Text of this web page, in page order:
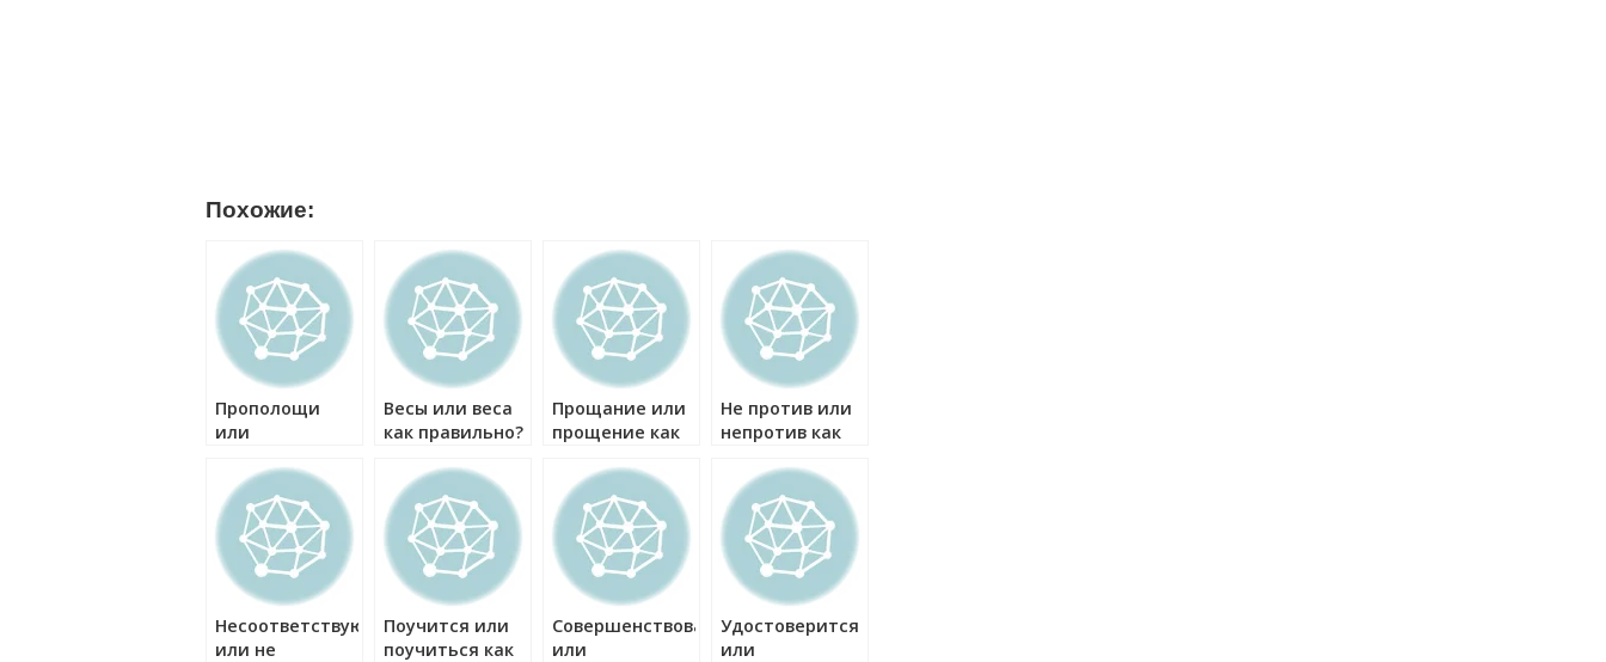
Похожие:
Прополощи
или
как правильно?
Весы или веса
как правильно?
Прощание или
прощение как
Не против или
непротив как
Несоответствующий
или не
Поучится или
поучиться как
Совершенствование
или
Удостоверится
или